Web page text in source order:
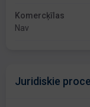
Komercķīlas
Nav
Juridiskie